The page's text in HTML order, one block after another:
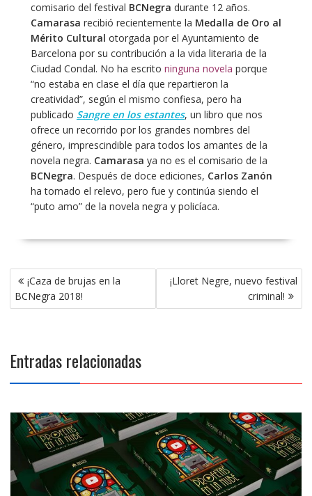
comisario del festival BCNegra durante 12 años.
Camarasa recibió recientemente la Medalla de Oro al
Mérito Cultural otorgada por el Ayuntamiento de
Barcelona por su contribución a la vida literaria de la
Ciudad Condal. No ha escrito ninguna novela porque
“no estaba en clase el día que repartieron la
creatividad”, según el mismo confiesa, pero ha
publicado Sangre en los estantes, un libro que nos
ofrece un recorrido por los grandes nombres del
género, imprescindible para todos los amantes de la
novela negra. Camarasa ya no es el comisario de la
BCNegra. Después de doce ediciones, Carlos Zanón
ha tomado el relevo, pero fue y continúa siendo el
“puto amo” de la novela negra y policíaca.
Navegación
de
entradas
¡Caza de brujas en la
BCNegra 2018!
¡Lloret Negre, nuevo festival
criminal!
Entradas relacionadas